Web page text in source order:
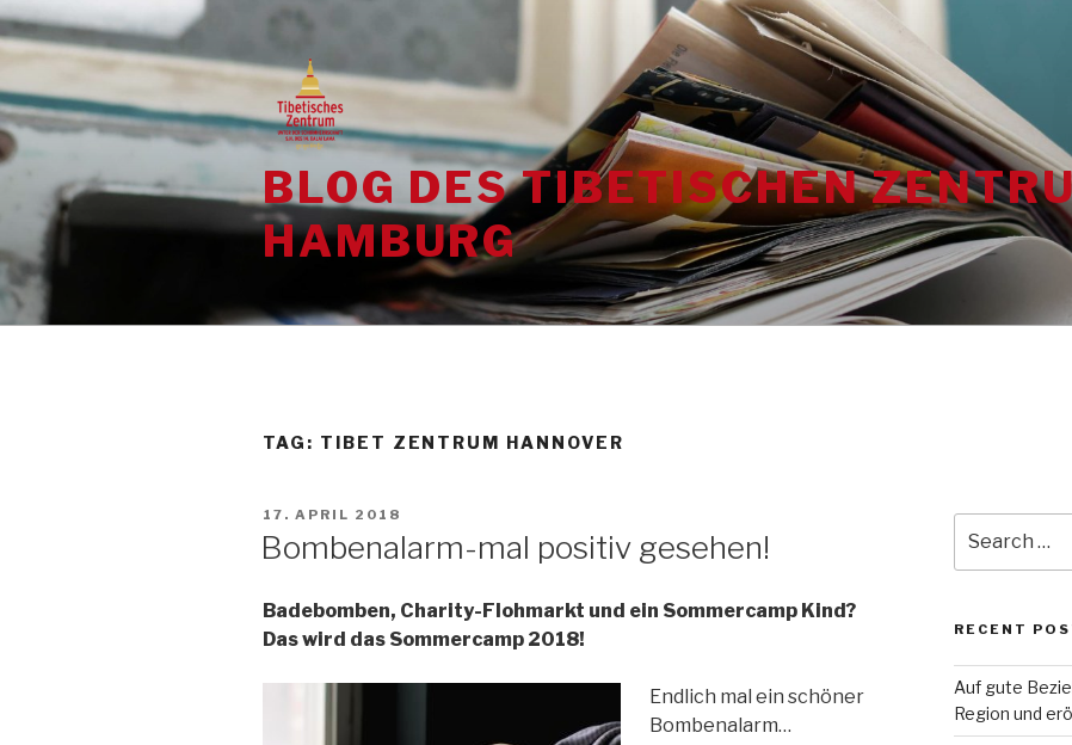
Skip
to
BLOG DES TIBETISCHEN
HAMBURG
TAG: TIBET ZENTRUM HANNOVER
POSTED
17. APRIL 2018
Bombenalarm-mal positiv gesehen!
Badebomben, Charity-Flohmarkt und ein Sommercamp Kind?
Das wird das Sommercamp 2018!
Endlich mal ein schöner
Bombenalarm…
for:
RECENT
Auf gute
Region und